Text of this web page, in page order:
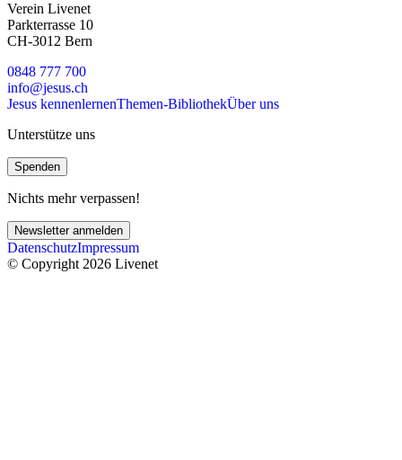
Verein Livenet
Parkterrasse 10
CH-3012 Bern
0848 777 700
info@jesus.ch
Jesus kennenlernenThemen-BibliothekÜber uns
Unterstütze uns
Spenden
Nichts mehr verpassen!
Newsletter anmelden
DatenschutzImpressum
© Copyright 2026 Livenet